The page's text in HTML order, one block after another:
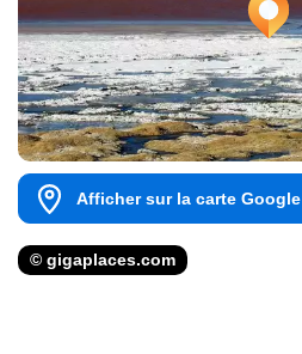
Afficher sur la carte Google
© gigaplaces.com